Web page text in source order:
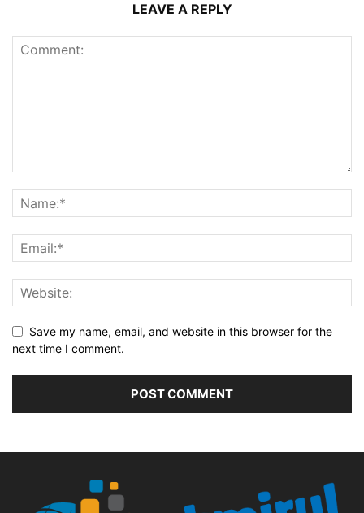
LEAVE A REPLY
Save my name, email, and website in this browser for the
next time I comment.